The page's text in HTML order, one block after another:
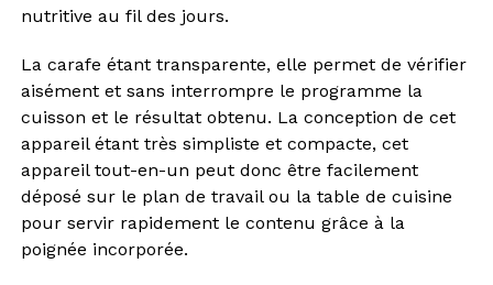
nutritive au fil des jours.
La carafe étant transparente, elle permet de vérifier
aisément et sans interrompre le programme la
cuisson et le résultat obtenu. La conception de cet
appareil étant très simpliste et compacte, cet
appareil tout-en-un peut donc être facilement
déposé sur le plan de travail ou la table de cuisine
pour servir rapidement le contenu grâce à la
poignée incorporée.